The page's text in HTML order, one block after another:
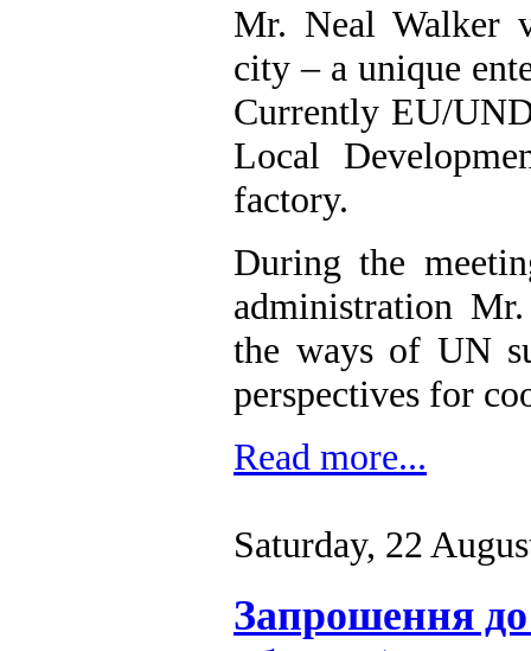
Mr. Neal Walker
city – a unique
Currently EU/
Local
factory.
During the
administration
the ways of UN
perspectives for
Read more...
Saturday, 22
Запрошення до